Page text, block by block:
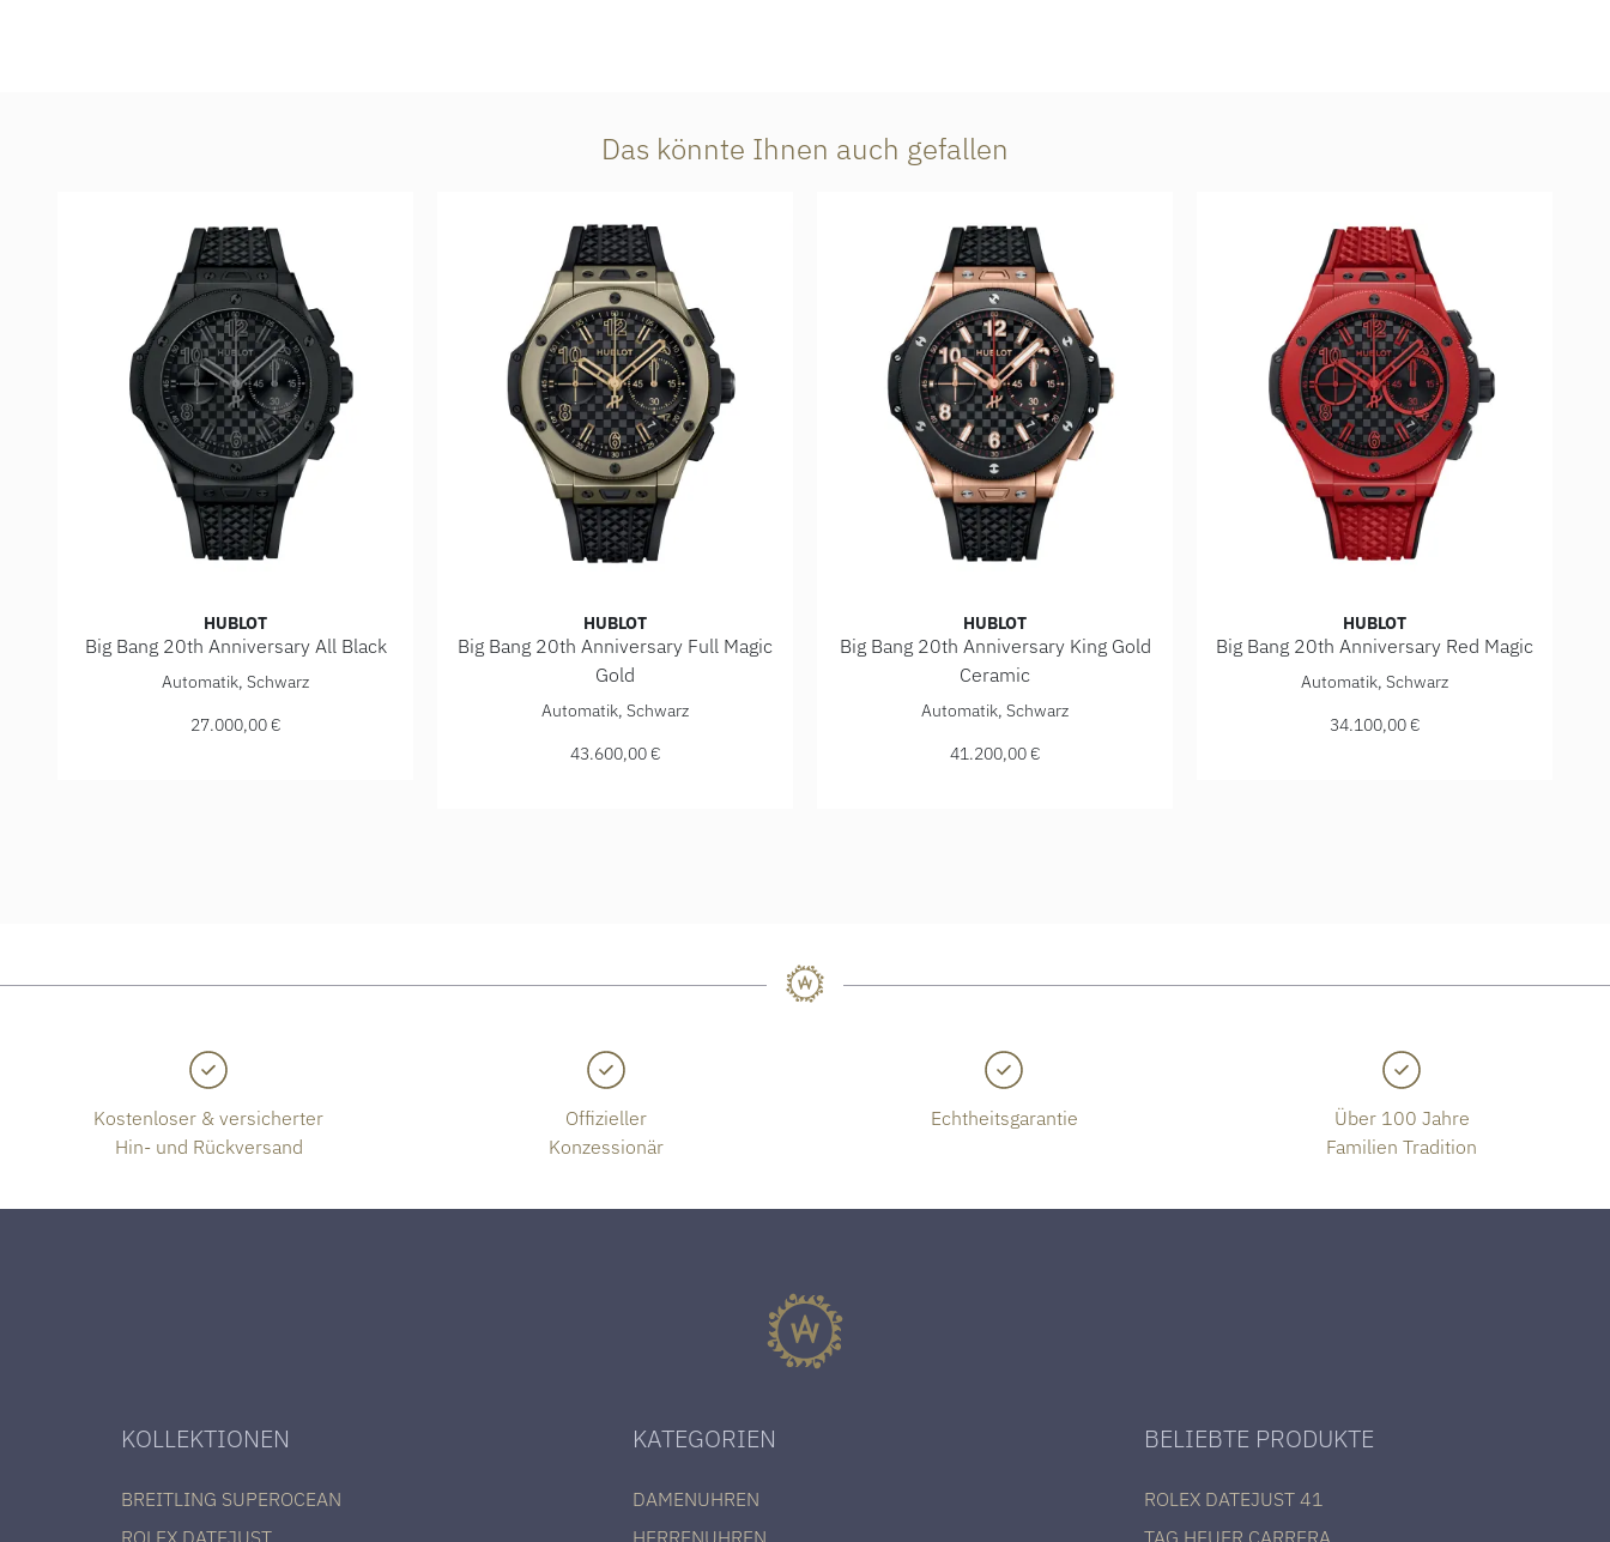
Das könnte Ihnen auch gefallen
HUBLOT
Big Bang 20th Anniversary All Black
Hublot Big Bang 20th Anniversary All Black , Ref: 431.CI.1340.RX, Preis: 27.000,00 €
Automatik, Schwarz
27.000,00 €
HUBLOT
Big Bang 20th Anniversary Full Magic
Gold
Hublot Big Bang 20th Anniversary Full Magic Gold , Ref: 431.MX.1330.RX, Preis: 43.600,00 €
Automatik, Schwarz
43.600,00 €
HUBLOT
Big Bang 20th Anniversary King Gold
Ceramic
Hublot Big Bang 20th Anniversary King Gold Ceramic , Ref: 431.OM.1338.RX, Preis:
Automatik, Schwarz
41.200,00 €
HUBLOT
Big Bang 20th Anniversary Red Magic
Hublot Big Bang 20th Anniversary Red
Automatik, Schwarz
34.100,00 €
Kostenloser & versicherter
Hin- und Rückversand
Offizieller
Konzessionär
Echtheitsgarantie
Über 100 Jahre
Familien Tradition
KOLLEKTIONEN
BREITLING SUPEROCEAN
KATEGORIEN
DAMENUHREN
BELIEBTE PRODUKTE
ROLEX DATEJUST 41